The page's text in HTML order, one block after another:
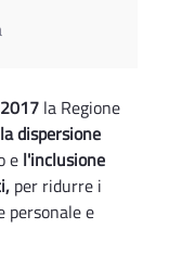
la Regione
dispersione
e l'inclusione
per ridurre i
personale e